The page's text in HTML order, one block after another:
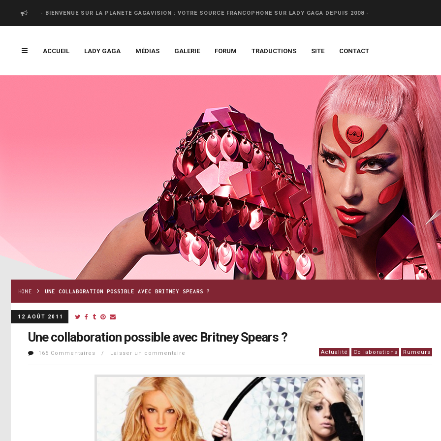
- BIENVENUE SUR LA PLANETE GAGAVISION : VOTRE SOURCE FRANCOPHONE SUR LADY GAGA DEPUIS 2008 -
ACCUEIL LADY GAGA MÉDIAS GALERIE FORUM TRADUCTIONS SITE CONTACT
HOME UNE COLLABORATION POSSIBLE AVEC BRITNEY SPEARS ?
12 AOÛT 2011
Une collaboration possible avec Britney Spears ?
165 Commentaires / Laisser un commentaire Actualité Collaborations Rumeurs